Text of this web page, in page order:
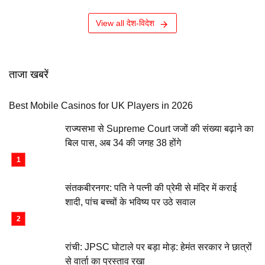
View all देश-विदेश
ताजा खबरें
Best Mobile Casinos for UK Players in 2026
राज्यसभा से Supreme Court जजों की संख्या बढ़ाने का
बिल पास, अब 34 की जगह 38 होंगे
संतकबीरनगर: पति ने पत्नी की प्रेमी से मंदिर में कराई
शादी, पांच बच्चों के भविष्य पर उठे सवाल
रांची: JPSC घोटाले पर बड़ा मोड़: हेमंत सरकार ने छात्रों
से वार्ता का प्रस्ताव रखा